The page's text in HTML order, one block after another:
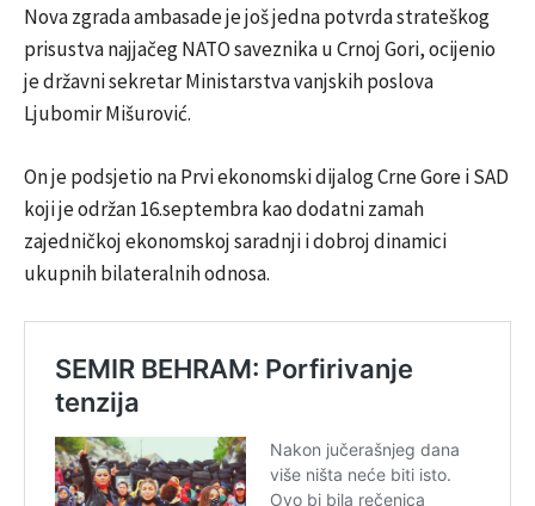
Nova zgrada ambasade je još jedna potvrda strateškog
prisustva najjačeg NATO saveznika u Crnoj Gori, ocijenio
je državni sekretar Ministarstva vanjskih poslova
Ljubomir Mišurović.
On je podsjetio na Prvi ekonomski dijalog Crne Gore i SAD
koji je održan 16.septembra kao dodatni zamah
zajedničkoj ekonomskoj saradnji i dobroj dinamici
ukupnih bilateralnih odnosa.